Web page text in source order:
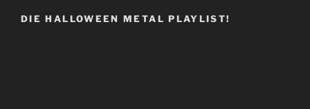
DIE HALLOWEEN METAL PLAYLIST!